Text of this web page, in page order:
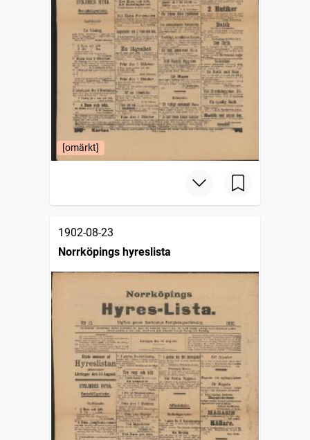
[omärkt]
1902-08-23
Norrköpings hyreslista